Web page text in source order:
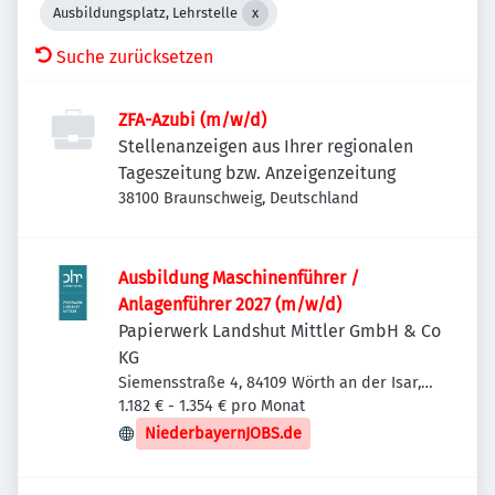
Ausbildungsplatz, Lehrstelle
Suche zurücksetzen
ZFA-Azubi (m/w/d)
Stellenanzeigen aus Ihrer regionalen
Tageszeitung bzw. Anzeigenzeitung
38100 Braunschweig, Deutschland
Ausbildung Maschinenführer /
Anlagenführer 2027 (m/w/d)
Papierwerk Landshut Mittler GmbH & Co
KG
Siemensstraße 4, 84109 Wörth an der Isar,
Deutschland
1.182 € - 1.354 € pro Monat
NiederbayernJOBS.de